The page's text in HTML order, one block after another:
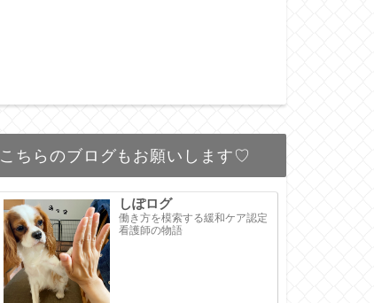
こちらのブログもお願いします♡
しぽログ
働き方を模索する緩和ケア認定
看護師の物語